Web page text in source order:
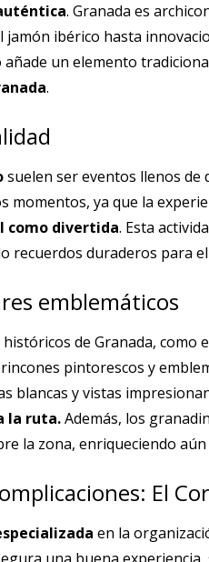
. Granada es
jamón ibérico hasta
un elemento
.
suelen ser eventos llenos de
momentos, ya que la
como divertida. Esta
recuerdos duraderos para
emblemáticos
de Granada, como
pintorescos y
blancas y vistas
la ruta.Además, los
la zona, enriqueciendo aún
El
en la